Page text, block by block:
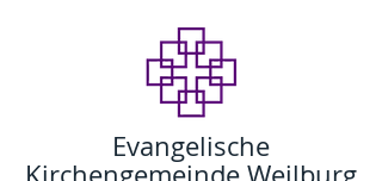
Evangelische